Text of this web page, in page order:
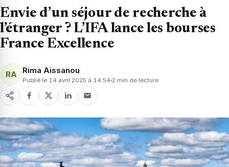
Envie d’un séjour de recherche à
l’étranger ? L’IFA lance les bourses
France Excellence
RA Rima Aissanou
Publié le 14 avril 2025 à 14:54 2 min de lecture